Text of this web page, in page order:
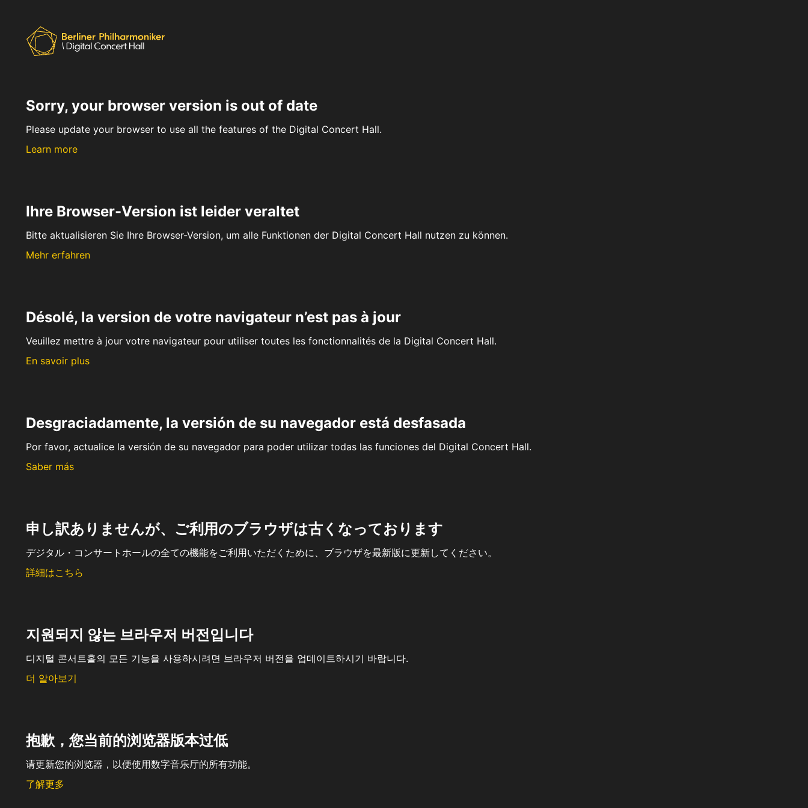
Sorry, your browser version is out of date
Please update your browser to use all the features of the Digital Concert Hall.
Learn more
Ihre Browser-Version ist leider veraltet
Bitte aktualisieren Sie Ihre Browser-Version, um alle Funktionen der Digital Concert Hall nutzen zu können.
Mehr erfahren
Désolé, la version de votre navigateur n’est pas à jour
Veuillez mettre à jour votre navigateur pour utiliser toutes les fonctionnalités de la Digital Concert Hall.
En savoir plus
Desgraciadamente, la versión de su navegador está desfasada
Por favor, actualice la versión de su navegador para poder utilizar todas las funciones del Digital Concert Hall.
Saber más
申し訳ありませんが、ご利用のブラウザは古くなっております
デジタル・コンサートホールの全ての機能をご利用いただくために、ブラウザを最新版に更新してください。
詳細はこちら
지원되지 않는 브라우저 버전입니다
디지털 콘서트홀의 모든 기능을 사용하시려면 브라우저 버전을 업데이트하시기 바랍니다.
더 알아보기
抱歉，您当前的浏览器版本过低
请更新您的浏览器，以便使用数字音乐厅的所有功能。
了解更多